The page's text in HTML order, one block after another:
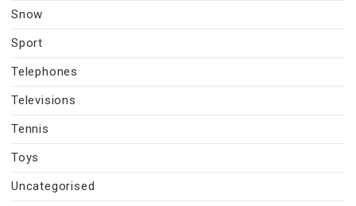
Snow
Sport
Telephones
Televisions
Tennis
Toys
Uncategorised